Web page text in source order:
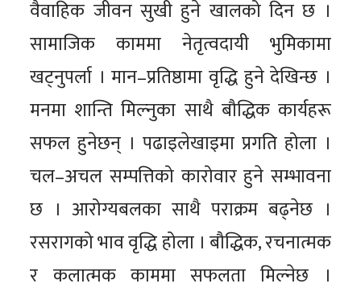
वैवाहिक जीवन सुखी हुने खालको दिन छ ।
सामाजिक काममा नेतृत्वदायी भुमिकामा
खट्नुपर्ला । मान–प्रतिष्ठामा वृद्धि हुने देखिन्छ ।
मनमा शान्ति मिल्नुका साथै बौद्धिक कार्यहरू
सफल हुनेछन् । पढाइलेखाइमा प्रगति होला ।
चल–अचल सम्पत्तिको कारोवार हुने सम्भावना
छ । आरोग्यबलका साथै पराक्रम बढ्नेछ ।
रसरागको भाव वृद्धि होला । बौद्धिक, रचनात्मक
र कलात्मक काममा सफलता मिल्नेछ ।